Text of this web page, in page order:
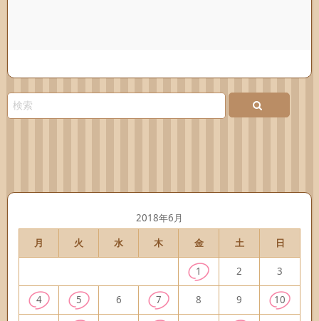
2018年6月
月
火 水 木 金 土 日
1 2 3
4 5 6 7 8 9 10